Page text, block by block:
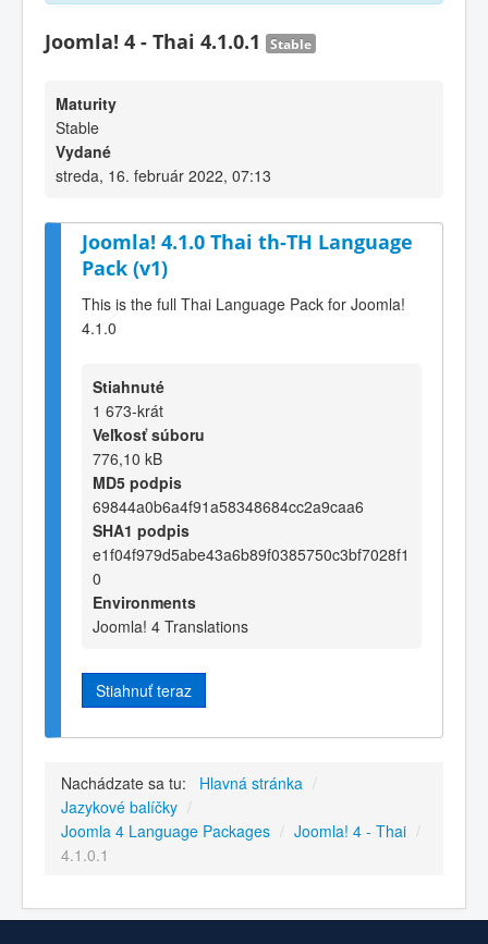
Joomla! 4 - Thai 4.1.0.1 Stable
Maturity
Stable
Vydané
streda, 16. február 2022, 07:13
Joomla! 4.1.0 Thai th-TH Language
Pack (v1)
This is the full Thai Language Pack for Joomla!
4.1.0
Stiahnuté
1 673-krát
Veľkosť súboru
776,10 kB
MD5 podpis
69844a0b6a4f91a58348684cc2a9caa6
SHA1 podpis
e1f04f979d5abe43a6b89f0385750c3bf7028f1
0
Environments
Joomla! 4 Translations
Stiahnuť teraz
Nachádzate sa tu: Hlavná stránka /
Jazykové balíčky /
Joomla 4 Language Packages / Joomla! 4 - Thai /
4.1.0.1